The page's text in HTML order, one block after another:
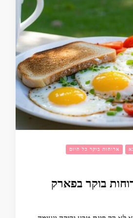
ארוחות בוקר כל היום
בוקר בפארק